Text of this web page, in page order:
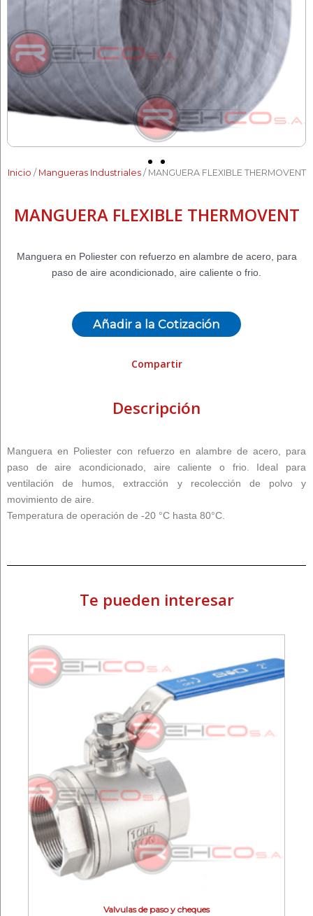
Inicio / Mangueras Industriales/ MANGUERA FLEXIBLE THERMOVENT
MANGUERA FLEXIBLE THERMOVENT
Manguera en Poliester con refuerzo en alambre de acero, para
paso de aire acondicionado, aire caliente o frio.
Añadir a la Cotización
Compartir
Descripción
Manguera en Poliester con refuerzo en alambre de acero, para
paso de aire acondicionado, aire caliente o frio. Ideal para
ventilación de humos, extracción y recolección de polvo y
movimiento de aire.
Temperatura de operación de -20 °C hasta 80°C.
Te pueden interesar
Valvulas de paso y cheques